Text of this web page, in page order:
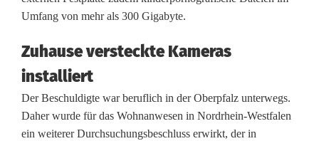
l
a
d
e
n
Umfang von mehr als 300 Gigabyte.
Zuhause versteckte Kameras
installiert
Der Beschuldigte war beruflich in der Oberpfalz unterwegs.
Daher wurde für das Wohnanwesen in Nordrhein-Westfalen
ein weiterer Durchsuchungsbeschluss erwirkt, der in